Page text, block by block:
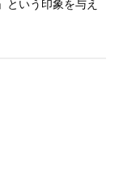
という印象を与え